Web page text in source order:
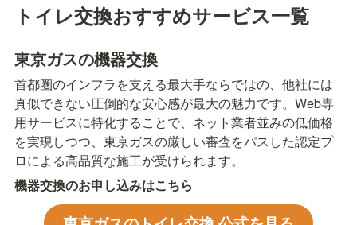
トイレ交換おすすめサービス一覧
東京ガスの機器交換
首都圏のインフラを支える最大手ならではの、他社には
真似できない圧倒的な安心感が最大の魅力です。Web専
用サービスに特化することで、ネット業者並みの低価格
を実現しつつ、東京ガスの厳しい審査をパスした認定プ
ロによる高品質な施工が受けられます。
機器交換のお申し込みはこちら